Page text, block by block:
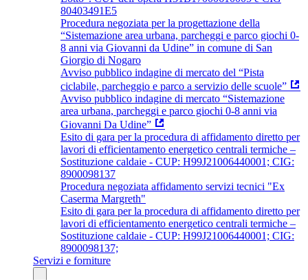
80403491E5
Procedura negoziata per la progettazione della
“Sistemazione area urbana, parcheggi e parco giochi 0-
8 anni via Giovanni da Udine” in comune di San
Giorgio di Nogaro
Avviso pubblico indagine di mercato del “Pista
ciclabile, parcheggio e parco a servizio delle scuole”
Avviso pubblico indagine di mercato “Sistemazione
area urbana, parcheggi e parco giochi 0-8 anni via
Giovanni Da Udine”
Esito di gara per la procedura di affidamento diretto per
lavori di efficientamento energetico centrali termiche –
Sostituzione caldaie - CUP: H99J21006440001; CIG:
8900098137
Procedura negoziata affidamento servizi tecnici "Ex
Caserma Margreth"
Esito di gara per la procedura di affidamento diretto per
lavori di efficientamento energetico centrali termiche –
Sostituzione caldaie - CUP: H99J21006440001; CIG:
8900098137;
Servizi e forniture